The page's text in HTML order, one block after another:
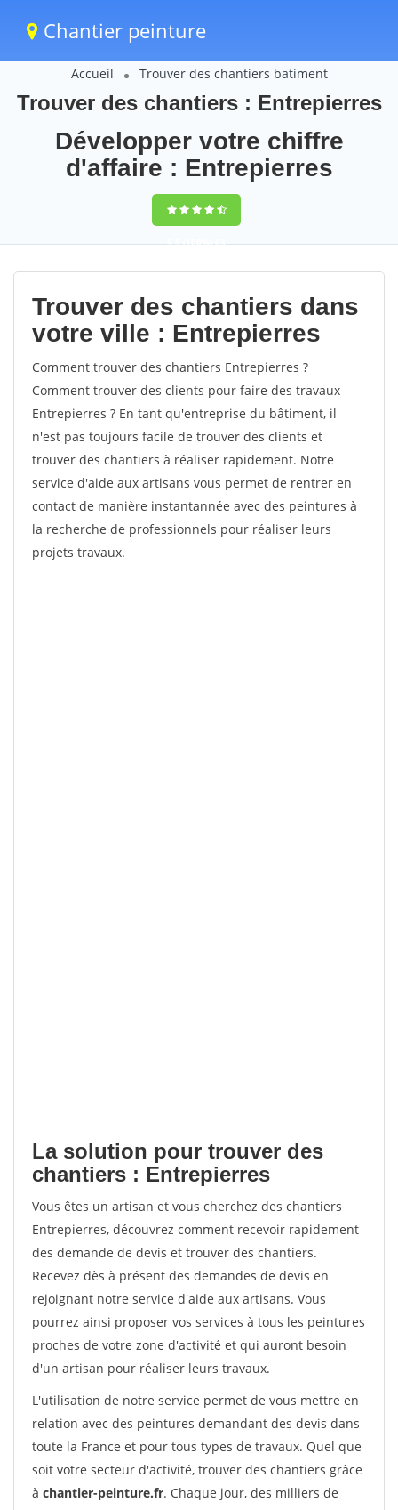
Chantier peinture
Accueil Trouver des chantiers batiment
Trouver des chantiers : Entrepierres
Développer votre chiffre
d'affaire : Entrepierres
9,5(100%)63
votes
Trouver des chantiers dans
votre ville : Entrepierres
Comment trouver des chantiers Entrepierres ?
Comment trouver des clients pour faire des travaux
Entrepierres ? En tant qu'entreprise du bâtiment, il
n'est pas toujours facile de trouver des clients et
trouver des chantiers à réaliser rapidement. Notre
service d'aide aux artisans vous permet de rentrer en
contact de manière instantannée avec des peintures à
la recherche de professionnels pour réaliser leurs
projets travaux.
La solution pour trouver des
chantiers : Entrepierres
Vous êtes un artisan et vous cherchez des chantiers
Entrepierres, découvrez comment recevoir rapidement
des demande de devis et trouver des chantiers.
Recevez dès à présent des demandes de devis en
rejoignant notre service d'aide aux artisans. Vous
pourrez ainsi proposer vos services à tous les peintures
proches de votre zone d'activité et qui auront besoin
d'un artisan pour réaliser leurs travaux.
L'utilisation de notre service permet de vous mettre en
relation avec des peintures demandant des devis dans
toute la France et pour tous types de travaux. Quel que
soit votre secteur d'activité, trouver des chantiers grâce
à chantier-peinture.fr. Chaque jour, des milliers de